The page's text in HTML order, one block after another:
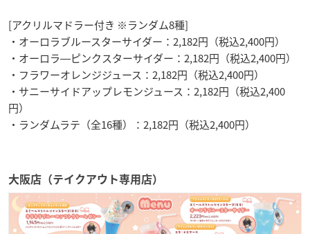
[アクリルマドラー付き ※ランダム8種]
・オーロラブルースターサイダー：2,182円（税込2,400円）
・オーロラ―ピンクスターサイダー：2,182円（税込2,400円）
・フラワーオレンジジュース：2,182円（税込2,400円）
・サニーサイドアップレモンジュース：2,182円（税込2,400
円）
・ランダムラテ（全16種）：2,182円（税込2,400円）
大阪店（テイクアウト専用店）